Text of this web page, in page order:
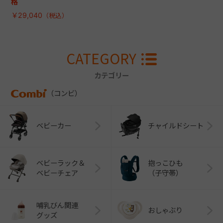
格
￥29,040
CATEGORY
カテゴリー
（コンビ）
ベビーカー チャイルドシート
ベビーラック＆
ベビーチェア
抱っこひも
（子守帯）
哺乳びん関連
グッズ
おしゃぶり